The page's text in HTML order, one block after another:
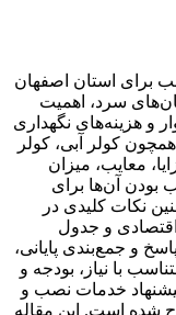
برای استان اصفهان
سرد، اهمیت
و هزینه‌های نگهداری
کولر آبی، کولر
معایب، میزان
آن‌ها برای
نکات کلیدی در
و جدول
و جمع‌بندی پایانی،
با نیاز، بودجه و
خدمات نصب و
است. این مقاله